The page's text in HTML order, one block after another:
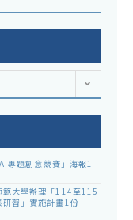
專題創意競賽」海報1
範大學辦理「114至115
習」實施計畫1份